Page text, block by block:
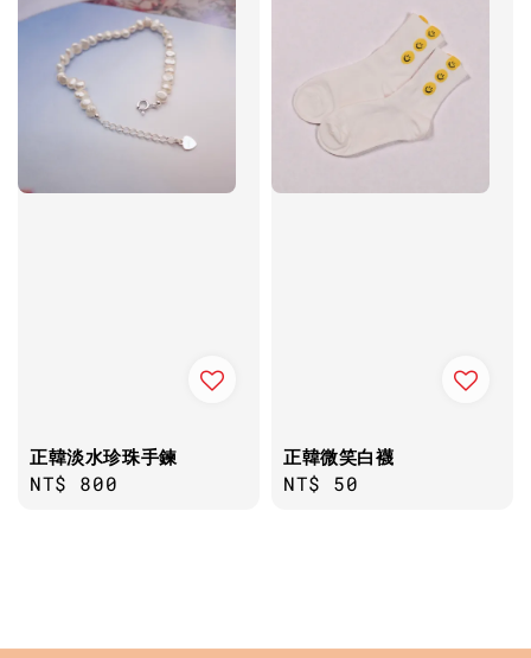
正韓淡水珍珠手鍊
Regular
NT$ 800
正韓微笑白襪
Regular
NT$ 50